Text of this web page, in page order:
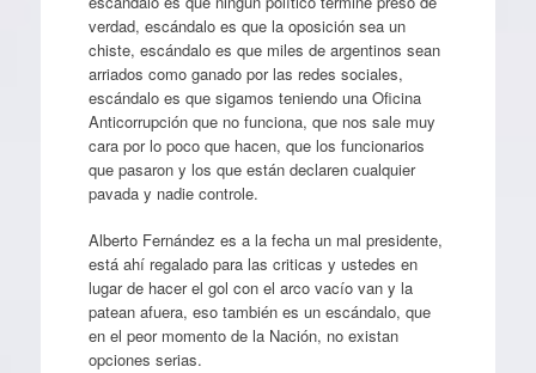
verdad, escándalo es que la oposición sea un
chiste, escándalo es que miles de argentinos sean
arriados como ganado por las redes sociales,
escándalo es que sigamos teniendo una Oficina
Anticorrupción que no funciona, que nos sale muy
cara por lo poco que hacen, que los funcionarios
que pasaron y los que están declaren cualquier
pavada y nadie controle.
Alberto Fernández es a la fecha un mal presidente,
está ahí regalado para las criticas y ustedes en
lugar de hacer el gol con el arco vacío van y la
patean afuera, eso también es un escándalo, que
en el peor momento de la Nación, no existan
opciones serias.